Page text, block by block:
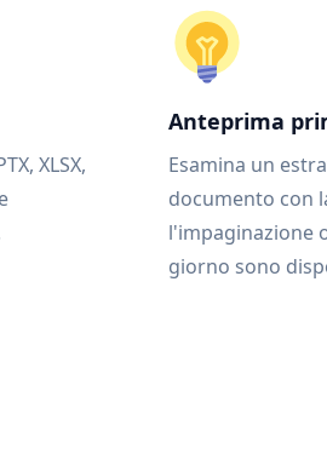
XLSX,
Anteprima
Esamina un
documento con
l'impaginazione
giorno sono